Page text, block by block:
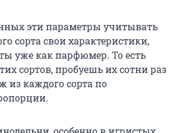
эти параметры учитывать
сорта свои характеристики,
ты уже как парфюмер. То есть
сортов, пробуешь их сотни раз
из каждого сорта по